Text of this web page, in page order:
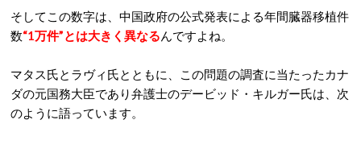
そしてこの数字は、中国政府の公式発表による年間臓器移植件
数“1万件”とは大きく異なるんですよね。
マタス氏とラヴィ氏とともに、この問題の調査に当たったカナ
ダの元国務大臣であり弁護士のデービッド・キルガー氏は、次
のように語っています。